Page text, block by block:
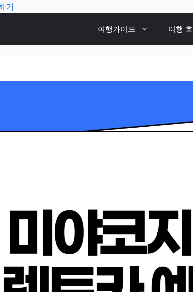
기
여행가이드 여행